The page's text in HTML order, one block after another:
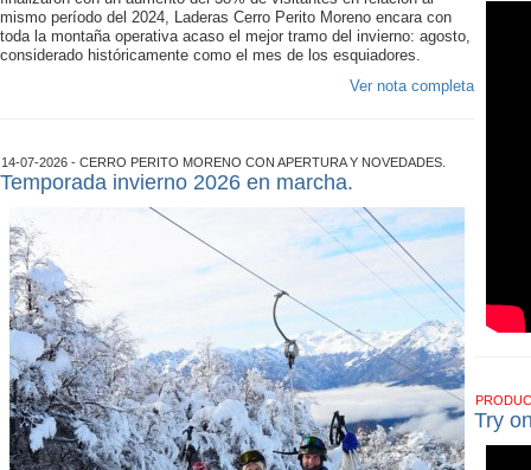
mismo período del 2024, Laderas Cerro Perito Moreno encara con
toda la montaña operativa acaso el mejor tramo del invierno: agosto,
considerado históricamente como el mes de los esquiadores.
Ver nota completa
14-07-2026 - CERRO PERITO MORENO CON APERTURA Y NOVEDADES.
Temporada invierno 2026 en marcha.
Try